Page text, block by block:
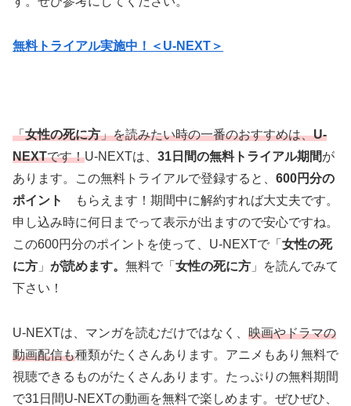
無料トライアル実施中！＜U-NEXT＞
「女性の死に方」を読みたい時の一番のおすすめは、U-
NEXTです！U-NEXTは、 31日間の無料トライアル期間が
あります。この無料トライアルで登録すると、 600円分の
ポイント
もらえます！期間中に解約すれば大丈夫です。
申し込み時に何日までって表示が出ますので安心ですね。
この600円分のポイントを使って、U-NEXTで「 女性の死
に方 」 が読めます。 無料で「 女性の死に方 」を読んでみて
下さい！
U-NEXTは、マンガを読むだけではなく、 映画やドラマの
動画配信も種類がたくさんあります。アニメもあり無料で
視聴できるものがたくさんあります。たっぷりの無料期間
で31日間U-NEXTの動画を無料で楽しめます。ぜひぜひ、